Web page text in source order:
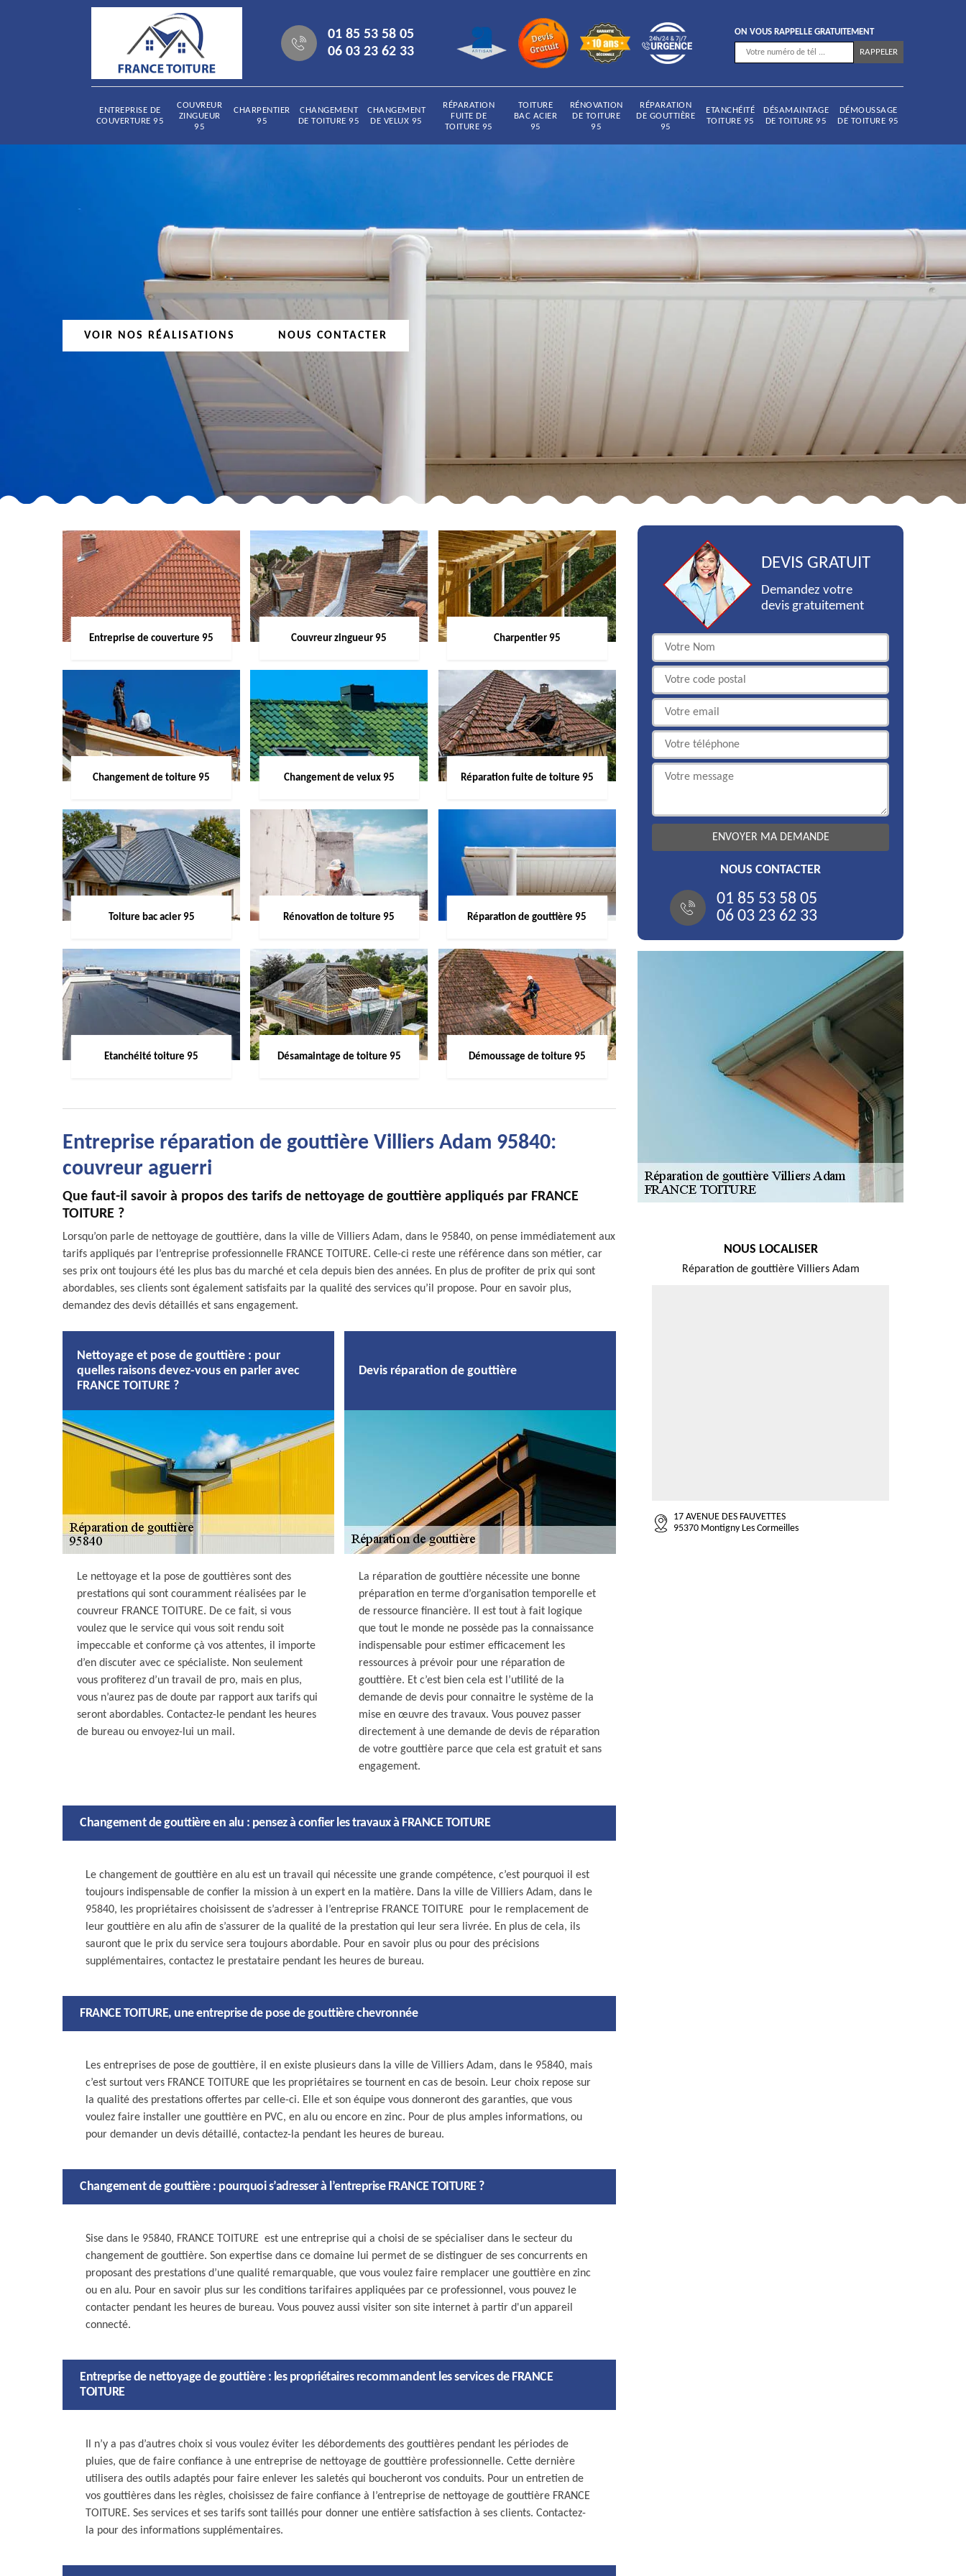
01 85 53 58 05
06 03 23 62 33
ON VOUS RAPPELLE GRATUITEMENT
ENTREPRISE DE
COUVERTURE 95
COUVREUR
ZINGUEUR
95
CHARPENTIER
95
CHANGEMENT
DE TOITURE 95
CHANGEMENT
DE VELUX 95
RÉPARATION
FUITE DE
TOITURE 95
TOITURE
BAC ACIER
95
RÉNOVATION
DE TOITURE
95
RÉPARATION
DE GOUTTIÈRE
95
ETANCHÉITÉ
TOITURE 95
DÉSAMAINTAGE
DE TOITURE 95
DÉMOUSSAGE
DE TOITURE 95
VOIR NOS RÉALISATIONS NOUS CONTACTER
Entreprise de couverture 95 Couvreur zingueur 95 Charpentier 95
Changement de toiture 95 Changement de velux 95 Réparation fuite de toiture 95
Toiture bac acier 95 Rénovation de toiture 95 Réparation de gouttière 95
Etanchéité toiture 95 Désamaintage de toiture 95 Démoussage de toiture 95
Entreprise réparation de gouttière Villiers Adam 95840:
couvreur aguerri
Que faut-il savoir à propos des tarifs de nettoyage de gouttière appliqués par FRANCE
TOITURE ?
Lorsqu’on parle de nettoyage de gouttière, dans la ville de Villiers Adam, dans le 95840, on pense immédiatement aux
tarifs appliqués par l’entreprise professionnelle FRANCE TOITURE. Celle-ci reste une référence dans son métier, car
ses prix ont toujours été les plus bas du marché et cela depuis bien des années. En plus de profiter de prix qui sont
abordables, ses clients sont également satisfaits par la qualité des services qu’il propose. Pour en savoir plus,
demandez des devis détaillés et sans engagement.
Nettoyage et pose de gouttière : pour
quelles raisons devez-vous en parler avec
FRANCE TOITURE ?
Le nettoyage et la pose de gouttières sont des
prestations qui sont couramment réalisées par le
couvreur FRANCE TOITURE. De ce fait, si vous
voulez que le service qui vous soit rendu soit
impeccable et conforme çà vos attentes, il importe
d’en discuter avec ce spécialiste. Non seulement
vous profiterez d’un travail de pro, mais en plus,
vous n’aurez pas de doute par rapport aux tarifs qui
seront abordables. Contactez-le pendant les heures
de bureau ou envoyez-lui un mail.
Devis réparation de gouttière
La réparation de gouttière nécessite une bonne
préparation en terme d’organisation temporelle et
de ressource financière. Il est tout à fait logique
que tout le monde ne possède pas la connaissance
indispensable pour estimer efficacement les
ressources à prévoir pour une réparation de
gouttière. Et c’est bien cela est l’utilité de la
demande de devis pour connaitre le système de la
mise en œuvre des travaux. Vous pouvez passer
directement à une demande de devis de réparation
de votre gouttière parce que cela est gratuit et sans
engagement.
Changement de gouttière en alu : pensez à confier les travaux à FRANCE TOITURE
Le changement de gouttière en alu est un travail qui nécessite une grande compétence, c’est pourquoi il est
toujours indispensable de confier la mission à un expert en la matière. Dans la ville de Villiers Adam, dans le
95840, les propriétaires choisissent de s’adresser à l’entreprise FRANCE TOITURE pour le remplacement de
leur gouttière en alu afin de s’assurer de la qualité de la prestation qui leur sera livrée. En plus de cela, ils
sauront que le prix du service sera toujours abordable. Pour en savoir plus ou pour des précisions
supplémentaires, contactez le prestataire pendant les heures de bureau.
FRANCE TOITURE, une entreprise de pose de gouttière chevronnée
Les entreprises de pose de gouttière, il en existe plusieurs dans la ville de Villiers Adam, dans le 95840, mais
c’est surtout vers FRANCE TOITURE que les propriétaires se tournent en cas de besoin. Leur choix repose sur
la qualité des prestations offertes par celle-ci. Elle et son équipe vous donneront des garanties, que vous
voulez faire installer une gouttière en PVC, en alu ou encore en zinc. Pour de plus amples informations, ou
pour demander un devis détaillé, contactez-la pendant les heures de bureau.
Changement de gouttière : pourquoi s’adresser à l’entreprise FRANCE TOITURE ?
Sise dans le 95840, FRANCE TOITURE est une entreprise qui a choisi de se spécialiser dans le secteur du
changement de gouttière. Son expertise dans ce domaine lui permet de se distinguer de ses concurrents en
proposant des prestations d’une qualité remarquable, que vous voulez faire remplacer une gouttière en zinc
ou en alu. Pour en savoir plus sur les conditions tarifaires appliquées par ce professionnel, vous pouvez le
contacter pendant les heures de bureau. Vous pouvez aussi visiter son site internet à partir d'un appareil
connecté.
Entreprise de nettoyage de gouttière : les propriétaires recommandent les services de FRANCE
TOITURE
Il n’y a pas d’autres choix si vous voulez éviter les débordements des gouttières pendant les périodes de
pluies, que de faire confiance à une entreprise de nettoyage de gouttière professionnelle. Cette dernière
utilisera des outils adaptés pour faire enlever les saletés qui boucheront vos conduits. Pour un entretien de
vos gouttières dans les règles, choisissez de faire confiance à l’entreprise de nettoyage de gouttière FRANCE
TOITURE. Ses services et ses tarifs sont taillés pour donner une entière satisfaction à ses clients. Contactez-
la pour des informations supplémentaires.
DEVIS GRATUIT
Demandez votre
devis gratuitement
NOUS CONTACTER
01 85 53 58 05
06 03 23 62 33
NOUS LOCALISER
Réparation de gouttière Villiers Adam
17 AVENUE DES FAUVETTES
95370 Montigny Les Cormeilles